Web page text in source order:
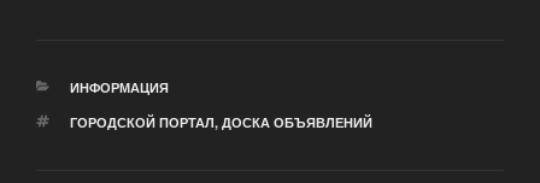
РУБРИКИ
ИНФОРМАЦИЯ
МЕТКИ
ГОРОДСКОЙ ПОРТАЛ, ДОСКА ОБЪЯВЛЕНИЙ